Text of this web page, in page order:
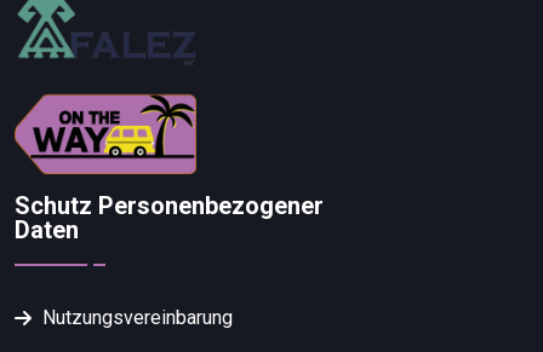
Schutz Personenbezogener
Daten
Nutzungsvereinbarung